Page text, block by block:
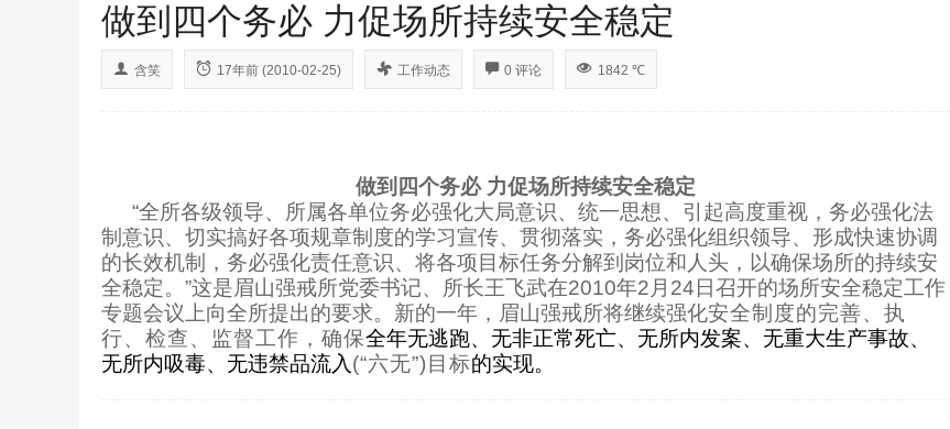
做到四个务必 力促场所持续安全稳定
含笑 17年前 (2010-02-25) 工作动态 0 评论 1842 ℃
做到四个务必 力促场所持续安全稳定
“全所各级领导、所属各单位务必强化大局意识、统一思想、引起高度重视，务必强化法
制意识、切实搞好各项规章制度的学习宣传、贯彻落实，务必强化组织领导、形成快速协调
的长效机制，务必强化责任意识、将各项目标任务分解到岗位和人头，以确保场所的持续安
全稳定。”这是眉山强戒所党委书记、所长王飞武在2010年2 月 24 日召开的场所安全稳定工作
专题会议上向全所提出的要求。新的一年，眉山强戒所将继续强化安全制度的完善、执
行、检查、监督工作，确保全年无逃跑、无非正常死亡、无所内发案、无重大生产事故、
无所内吸毒、无违禁品流入 (“六无”)目标的实现。